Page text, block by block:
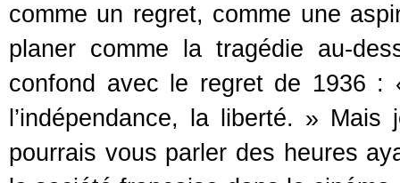
comme un regret, comme une
planer comme la tragédie au-
confond avec le regret de 1936 :
l’indépendance, la liberté. »
pourrais vous parler des heures